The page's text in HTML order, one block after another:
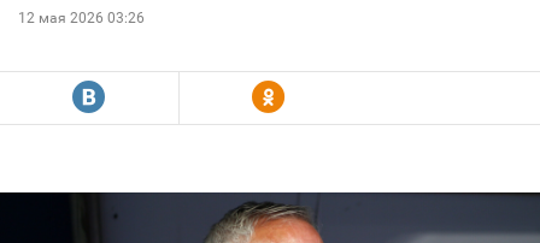
12 мая 2026 03:26
R Y